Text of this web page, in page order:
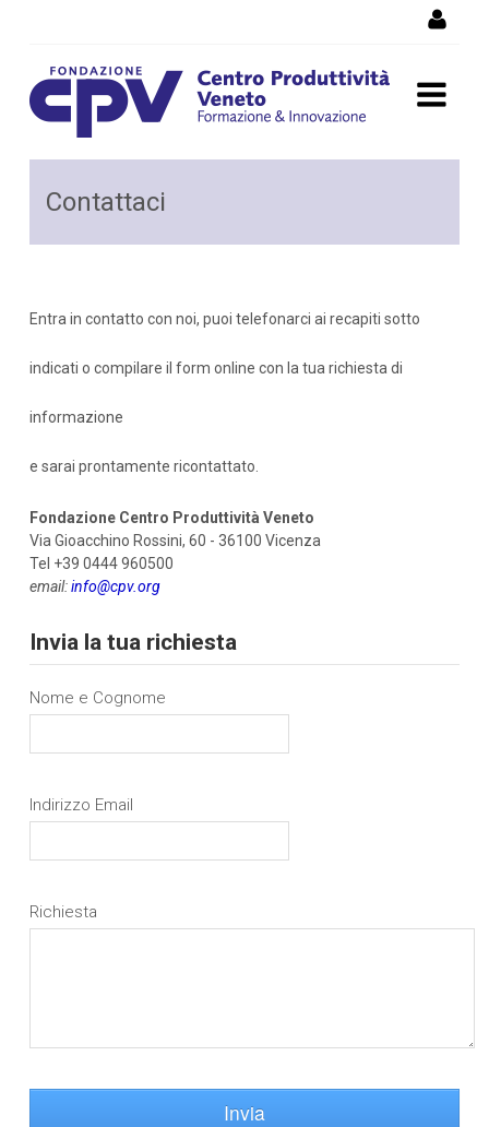
Contattaci
Contattaci
Entra in contatto con noi, puoi telefonarci ai recapiti sotto
indicati o compilare il form online con la tua richiesta di
informazione
e sarai prontamente ricontattato.
Fondazione Centro Produttività Veneto
Via Gioacchino Rossini, 60 - 36100 Vicenza
Tel +39 0444 960500
email:info@cpv.org
Invia la tua richiesta
Nome e Cognome
Indirizzo Email
Richiesta
Invia